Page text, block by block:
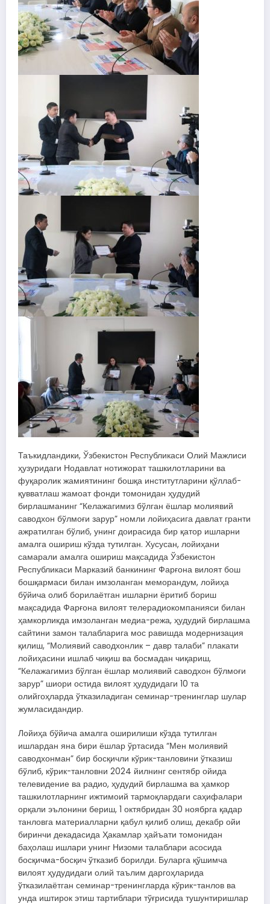
Таъкидландики, Ўзбекистон Республикаси Олий Мажлиси
ҳузуридаги Нодавлат нотижорат ташкилотларини ва
фуқаролик жамиятининг бошқа институтларини қўллаб-
қувватлаш жамоат фонди томонидан ҳудудий
бирлашманинг “Келажагимиз бўлган ёшлар молиявий
саводхон бўлмоғи зарур” номли лойиҳасига давлат гранти
ажратилган бўлиб, унинг доирасида бир қатор ишларни
амалга ошириш кўзда тутилган. Хусусан, лойиҳани
самарали амалга ошириш мақсадида Ўзбекистон
Республикаси Марказий банкининг Фарғона вилоят бош
бошқармаси билан имзоланган меморандум, лойиҳа
бўйича олиб борилаётган ишларни ёритиб бориш
мақсадида Фарғона вилоят телерадиокомпанияси билан
ҳамкорликда имзоланган медиа-режа, ҳудудий бирлашма
сайтини замон талабларига мос равишда модернизация
қилиш, “Молиявий саводхонлик – давр талаби” плакати
лойиҳасини ишлаб чиқиш ва босмадан чиқариш,
“Келажагимиз бўлган ёшлар молиявий саводхон бўлмоғи
зарур” шиори остида вилоят ҳудудидаги 10 та
олийгоҳларда ўтказиладиган семинар-тренинглар шулар
жумласидандир.
Лойиҳа бўйича амалга оширилиши кўзда тутилган
ишлардан яна бири ёшлар ўртасида “Мен молиявий
саводхонман” бир босқичли кўрик-танловини ўтказиш
бўлиб, кўрик-танловни 2024 йилнинг сентябр ойида
телевидение ва радио, ҳудудий бирлашма ва ҳамкор
ташкилотларнинг ижтимоий тармоқлардаги саҳифалари
орқали эълонини бериш, 1 октябридан 30 ноябрга қадар
танловга материалларни қабул қилиб олиш, декабр ойи
биринчи декадасида Ҳакамлар ҳайъати томонидан
баҳолаш ишлари унинг Низоми талаблари асосида
босқичма-босқич ўтказиб борилди. Буларга қўшимча
вилоят ҳудудидаги олий таълим даргоҳларида
ўтказилаётган семинар-тренингларда кўрик-танлов ва
унда иштирок этиш тартиблари тўғрисида тушунтиришлар